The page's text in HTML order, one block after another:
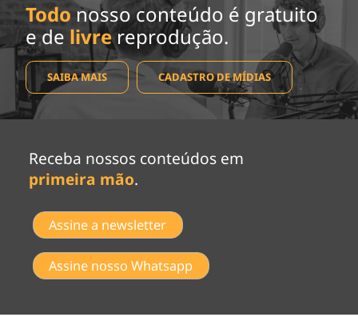
Todo nosso conteúdo é gratuito
e de livrereprodução.
SAIBA MAIS CADASTRO DE MÍDIAS
Receba nossos conteúdos em
primeira mão.
Assine a newsletter
Assine nosso Whatsapp